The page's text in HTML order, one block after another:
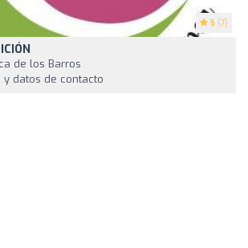
5 (7)
de los Barros
datos de contacto